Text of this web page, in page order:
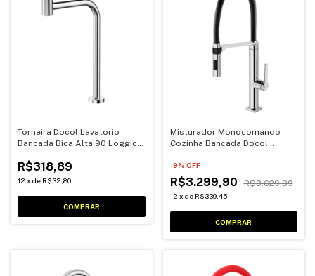
Torneira Docol Lavatorio
Bancada Bica Alta 90 Loggica
R$318,89
12 x de R$32,80
Misturador Monocomando
Cozinha Bancada Docol
-9% OFF
R$3.299,90 R$3.629,89
12 x de R$339,45